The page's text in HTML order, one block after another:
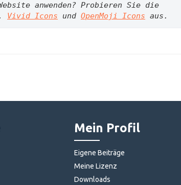
anwenden? Probieren Sie die
Vivid Icons und OpenMoji Icons aus.
Mein Profil
Eigene Beiträge
Meine Lizenz
Downloads